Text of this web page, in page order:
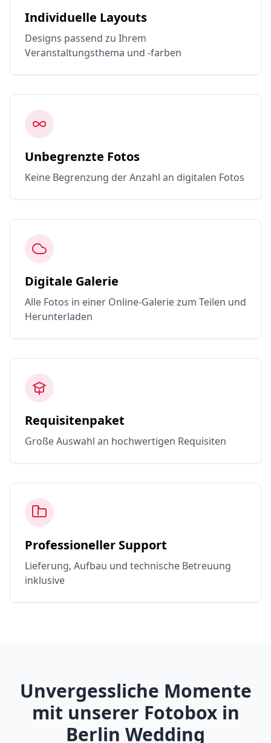
Individuelle Layouts
Designs passend zu Ihrem
Veranstaltungsthema und -farben
Unbegrenzte Fotos
Keine Begrenzung der Anzahl an digitalen Fotos
Digitale Galerie
Alle Fotos in einer Online-Galerie zum Teilen und
Herunterladen
Requisitenpaket
Große Auswahl an hochwertigen Requisiten
Professioneller Support
Lieferung, Aufbau und technische Betreuung
inklusive
Unvergessliche Momente
mit unserer Fotobox in
Berlin Wedding